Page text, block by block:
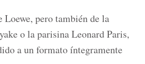
Loewe, pero también de la
o la parisina Leonard Paris,
a un formato íntegramente